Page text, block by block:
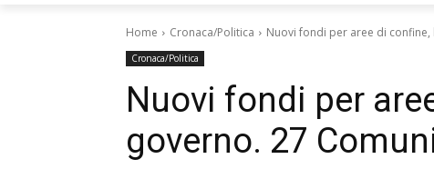
Home Cronaca/Politica Nuovi fondi per aree di
Cronaca/Politica
Nuovi fondi per
governo. 27